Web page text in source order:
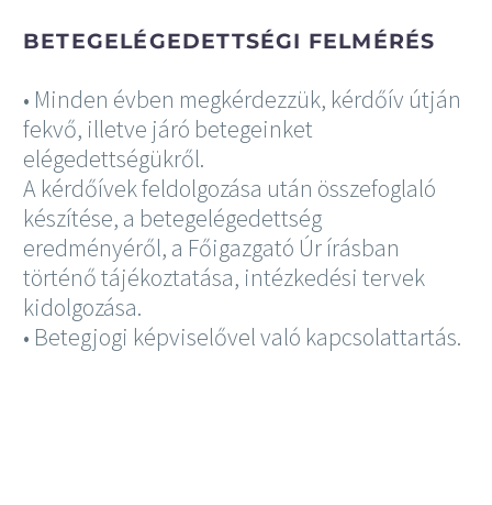
BETEGELÉGEDETTSÉGI FELMÉRÉS
• Minden évben megkérdezzük, kérdőív útján
fekvő, illetve járó betegeinket
elégedettségükről.
A kérdőívek feldolgozása után összefoglaló
készítése, a betegelégedettség
eredményéről, a Főigazgató Úr írásban
történő tájékoztatása, intézkedési tervek
kidolgozása.
• Betegjogi képviselővel való kapcsolattartás.